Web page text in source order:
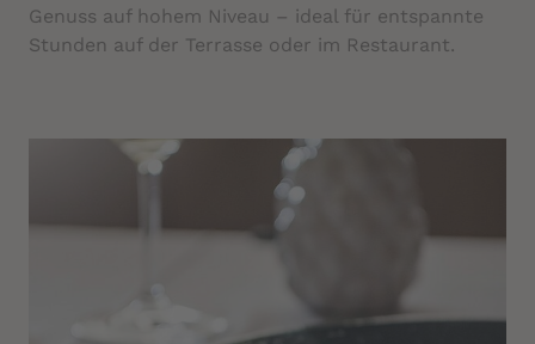
Genuss auf hohem Niveau – ideal für entspannte
Stunden auf der Terrasse oder im Restaurant.